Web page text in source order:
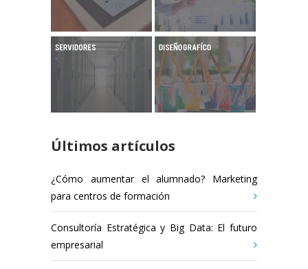
Últimos artículos
¿Cómo aumentar el alumnado? Marketing
para centros de formación
Consultoría Estratégica y Big Data: El futuro
empresarial